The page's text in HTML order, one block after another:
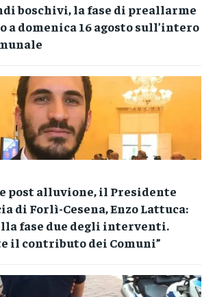
boschivi, la fase di preallarme
a domenica 16 agosto sull’intero
post alluvione, il Presidente
di Forlì-Cesena, Enzo Lattuca:
fase due degli interventi.
il contributo dei Comuni”